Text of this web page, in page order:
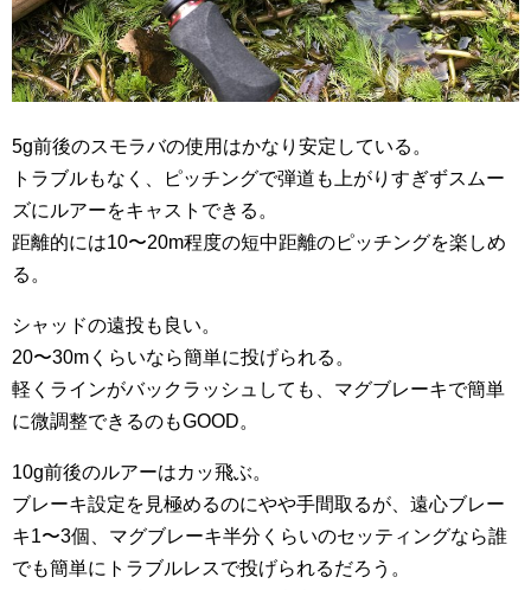
5g前後のスモラバの使用はかなり安定している。
トラブルもなく、ピッチングで弾道も上がりすぎずスムー
ズにルアーをキャストできる。
距離的には10〜20m程度の短中距離のピッチングを楽しめ
る。
シャッドの遠投も良い。
20〜30mくらいなら簡単に投げられる。
軽くラインがバックラッシュしても、マグブレーキで簡単
に微調整できるのもGOOD。
10g前後のルアーはカッ飛ぶ。
ブレーキ設定を見極めるのにやや手間取るが、遠心ブレー
キ1〜3個、マグブレーキ半分くらいのセッティングなら誰
でも簡単にトラブルレスで投げられるだろう。